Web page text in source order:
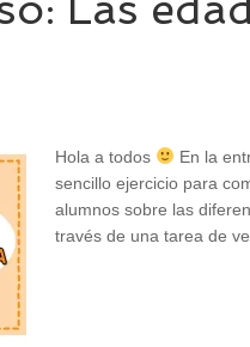
Hola a todos
En la
sencillo ejercicio para
alumnos sobre las
través de una tarea de